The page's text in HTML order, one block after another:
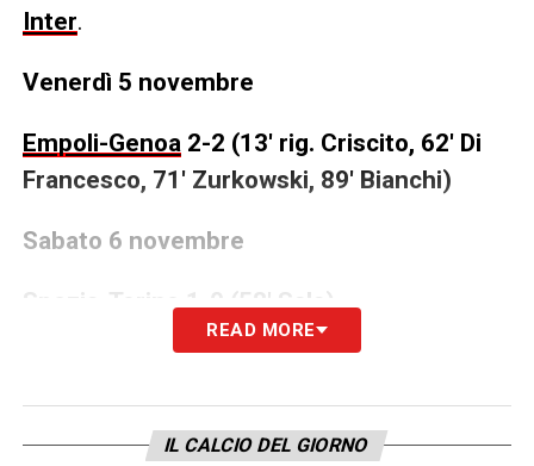
Inter.
Venerdì 5 novembre
Empoli-Genoa 2-2 (13′ rig. Criscito, 62′ Di
Francesco, 71′ Zurkowski, 89′ Bianchi)
Sabato 6 novembre
Spezia-Torino1-0 (58′ Sala)
Juventus-Fiorentina1-0 (91′ Cuadrado)
Pedro, 44′ Zapata)
READ MORE
IL CALCIO DEL GIORNO